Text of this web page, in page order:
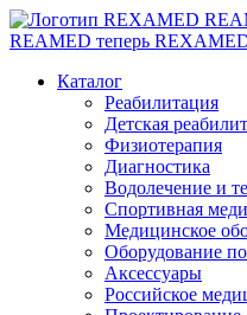
REAMED теперь
Каталог
Реабилитация
Детская
Физиотерапия
Диагностика
Водолечение и
Спортивная
Медицинское
Оборудование
Аксессуары
Российское